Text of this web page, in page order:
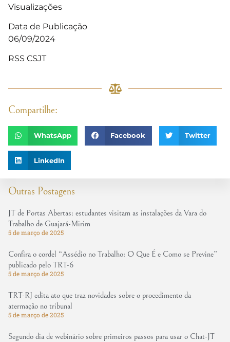
Outras Postagens
JT de Portas Abertas: estudantes visitam as instalações da Vara do
Trabalho de Guajará-Mirim
5 de março de 2025
Confira o cordel “Assédio no Trabalho: O Que É e Como se Previne”
publicado pelo TRT-6
5 de março de 2025
TRT-RJ edita ato que traz novidades sobre o procedimento da
atermação no tribunal
5 de março de 2025
Segundo dia de webinário sobre primeiros passos para usar o Chat-JT
Visualizações
Data de Publicação
06/09/2024
RSS CSJT
Compartilhe:
WhatsApp Facebook Twitter
LinkedIn